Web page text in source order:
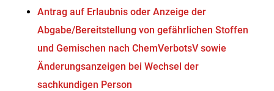
Antrag auf Erlaubnis oder Anzeige der
Abgabe/Bereitstellung von gefährlichen Stoffen
und Gemischen nach ChemVerbotsV sowie
Änderungsanzeigen bei Wechsel der
sachkundigen Person